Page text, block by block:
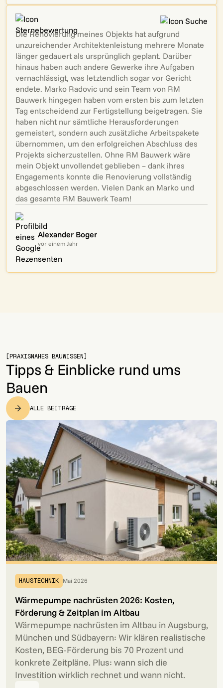
Die Renovierung meines Objekts hat aufgrund
unzureichender Architektenleistung mehrere Monate
länger gedauert als ursprünglich geplant. Darüber
hinaus haben auch andere Gewerke ihre Aufgaben
vernachlässigt, was letztendlich sogar vor Gericht
endete. Marko Radovic und sein Team von RM
Bauwerk hingegen haben vom ersten bis zum letzten
Tag entscheidend zur Fertigstellung beigetragen. Sie
haben nicht nur sämtliche Herausforderungen
gemeistert, sondern auch zusätzliche Arbeitspakete
übernommen, um den erfolgreichen Abschluss des
Projekts sicherzustellen. Ohne RM Bauwerk wäre
mein Objekt unvollendet geblieben – dank ihres
Engagements konnte die Renovierung vollständig
abgeschlossen werden. Vielen Dank an Marko und
das gesamte RM Bauwerk Team!
Alexander Boger
vor einem Jahr
[PRAXISNAHES BAUWISSEN]
Tipps & Einblicke rund ums
Bauen
ALLE BEITRÄGE
HAUSTECHNIK Mai 2026
Wärmepumpe nachrüsten 2026: Kosten,
Förderung & Zeitplan im Altbau
Wärmepumpe nachrüsten im Altbau in Augsburg,
München und Südbayern: Wir klären realistische
Kosten, BEG-Förderung bis 70 Prozent und
konkrete Zeitpläne. Plus: wann sich die
Investition wirklich rechnet und wann nicht.